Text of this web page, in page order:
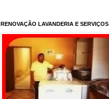
RENOVAÇÃO LAVANDERIA E SERVIÇOS